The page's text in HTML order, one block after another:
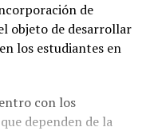
de
objeto de desarrollar
los estudiantes en
con los
dependen de la